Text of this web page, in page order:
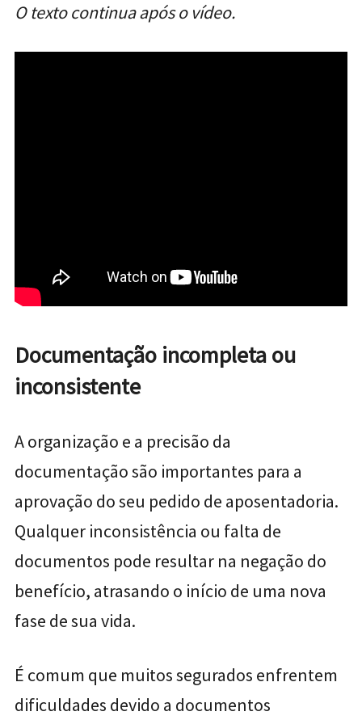
O texto continua após o vídeo.
Documentação incompleta ou
inconsistente
A organização e a precisão da
documentação são importantes para a
aprovação do seu pedido de aposentadoria.
Qualquer inconsistência ou falta de
documentos pode resultar na negação do
benefício, atrasando o início de uma nova
fase de sua vida.
É comum que muitos segurados enfrentem
dificuldades devido a documentos